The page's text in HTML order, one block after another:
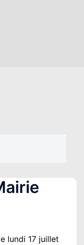
lundi 17 juillet